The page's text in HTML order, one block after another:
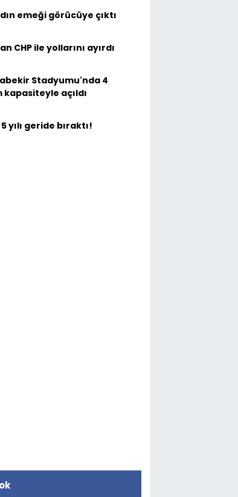
emeği görücüye çıktı
CHP ile yollarını ayırdı
Stadyumu'nda 4
açıldı
yılı geride bıraktı!